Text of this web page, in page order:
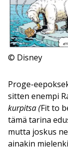
© Disney
Proge-
sitten enempi
kurpitsa(Fit to
tämä tarina
mutta joskus
ainakin